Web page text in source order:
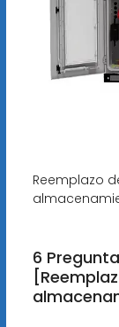
Reemplazo
6